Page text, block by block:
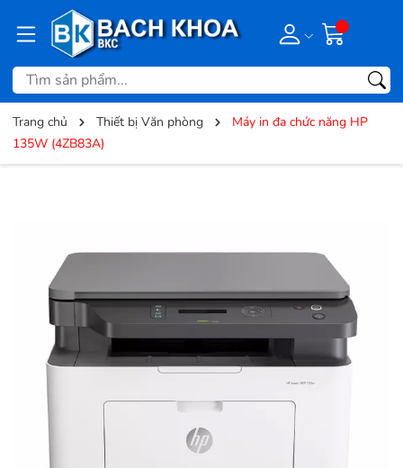
Trang chủ Thiết bị Văn phòng
Máy in đa chức năng HP
135W (4ZB83A)